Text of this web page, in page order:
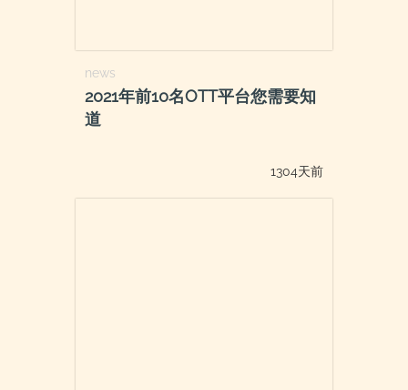
news
2021年前10名OTT平台您需要知
道
1304天前